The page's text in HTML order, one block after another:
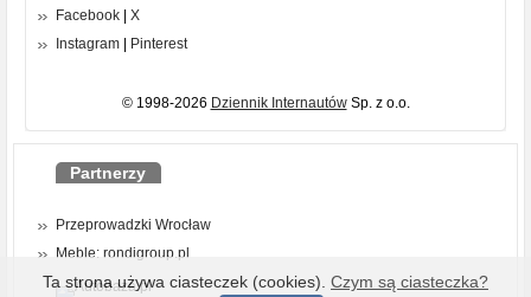
Facebook
X
Instagram
Pinterest
© 1998-2026 Dziennik InternautówSp. z o.o.
Partnerzy
Przeprowadzki Wrocław
Meble: rondigroup.pl
Ta strona używa ciasteczek (cookies). Czym są ciasteczka?